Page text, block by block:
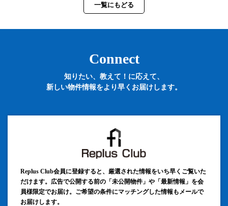
一覧にもどる
Connect
知りたい、教えて！に応えて、
新しい物件情報をより早くお届けします。
Replus Club会員に登録すると、厳選された情報をいち早くご覧いた
だけます。広告で公開する前の「未公開物件」や「最新情報」を会
員様限定でお届け。ご希望の条件にマッチングした情報もメールで
お届けします。